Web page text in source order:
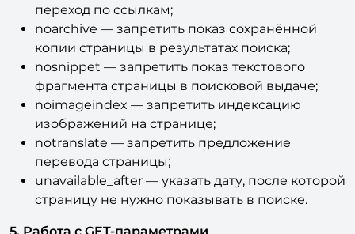
копии страницы в результатах поиска;
nosnippet — запретить показ текстового
фрагмента страницы в поисковой выдаче;
noimageindex — запретить индексацию
изображений на странице;
notranslate — запретить предложение
перевода страницы;
unavailable_after — указать дату, после которой
страницу не нужно показывать в поиске.
5. Работа с GET-параметрами
Модуль позволяет учитывать или не учитывать